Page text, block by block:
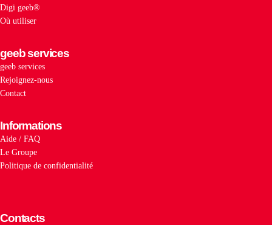
Digi geeb®
Où utiliser
geeb services
geeb services
Rejoignez-nous
Contact
Informations
Aide / FAQ
Le Groupe
Politique de confidentialité
Contacts